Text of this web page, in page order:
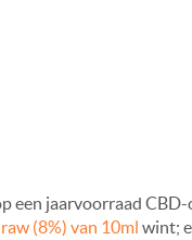
een jaarvoorraad
(8%) van 10ml wint;